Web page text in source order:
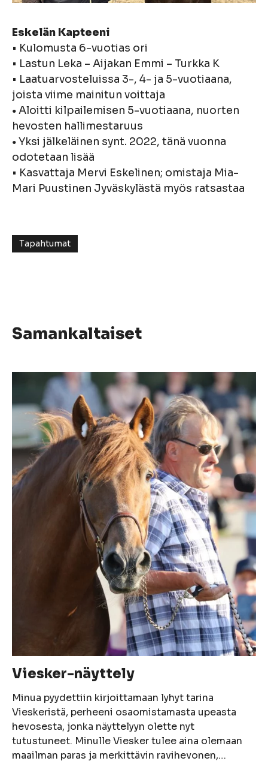
Eskelän Kapteeni
• Kulomusta 6-vuotias ori
• Lastun Leka – Aijakan Emmi – Turkka K
• Laatuarvosteluissa 3-, 4- ja 5-vuotiaana,
joista viime mainitun voittaja
• Aloitti kilpailemisen 5-vuotiaana, nuorten
hevosten hallimestaruus
• Yksi jälkeläinen synt. 2022, tänä vuonna
odotetaan lisää
• Kasvattaja Mervi Eskelinen; omistaja Mia-
Mari Puustinen Jyväskylästä myös ratsastaa
Tapahtumat
Samankaltaiset
Viesker-näyttely
Minua pyydettiin kirjoittamaan lyhyt tarina
Vieskeristä, perheeni osaomistamasta upeasta
hevosesta, jonka näyttelyyn olette nyt
tutustuneet. Minulle Viesker tulee aina olemaan
maailman paras ja merkittävin ravihevonen,…